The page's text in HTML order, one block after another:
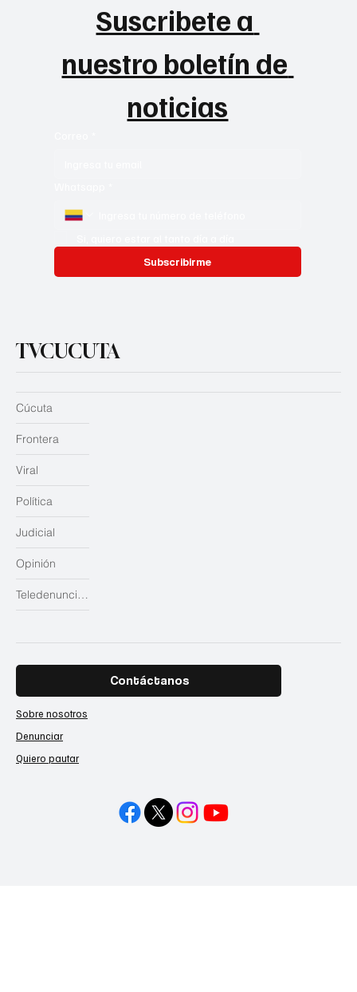
Suscribete a
nuestro boletín de
noticias
Subscribirme
TVCUCUTA
Judicial
Opinión
Teledenuncias
Cúcuta
Frontera
Viral
Política
Contáctanos
Sobre nosotros
Denunciar
Quiero pautar